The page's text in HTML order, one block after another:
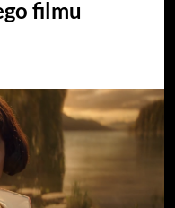
filmu